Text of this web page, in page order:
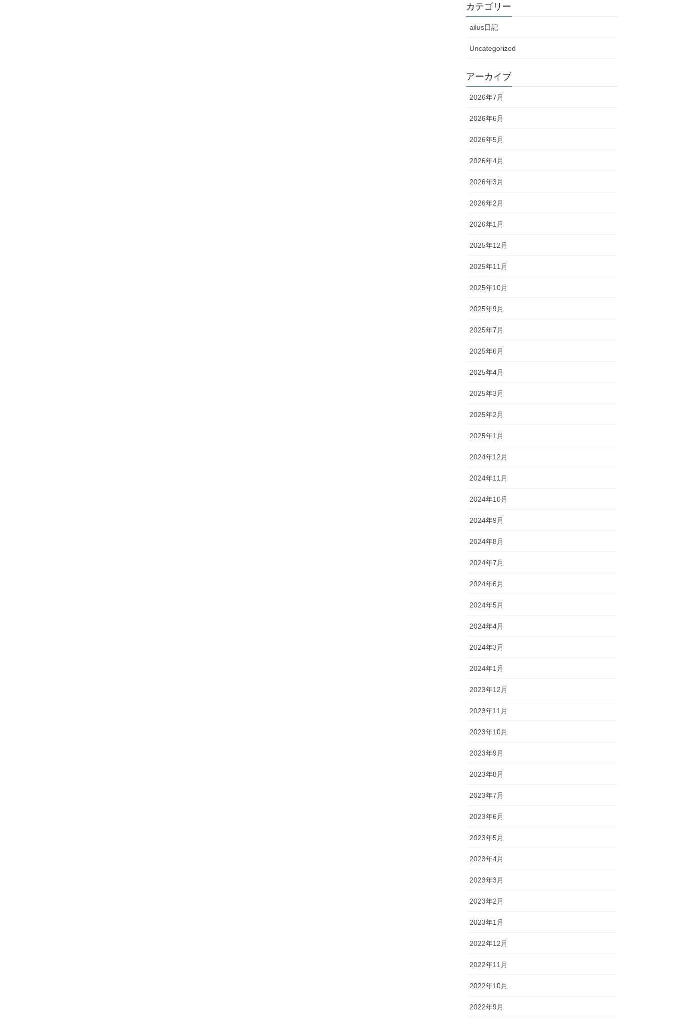
カテゴリー
ailus日記
Uncategorized
アーカイブ
2026年7月
2026年6月
2026年5月
2026年4月
2026年3月
2026年2月
2026年1月
2025年12月
2025年11月
2025年10月
2025年9月
2025年7月
2025年6月
2025年4月
2025年3月
2025年2月
2025年1月
2024年12月
2024年11月
2024年10月
2024年9月
2024年8月
2024年7月
2024年6月
2024年5月
2024年4月
2024年3月
2024年1月
2023年12月
2023年11月
2023年10月
2023年9月
2023年8月
2023年7月
2023年6月
2023年5月
2023年4月
2023年3月
2023年2月
2023年1月
2022年12月
2022年11月
2022年10月
2022年9月